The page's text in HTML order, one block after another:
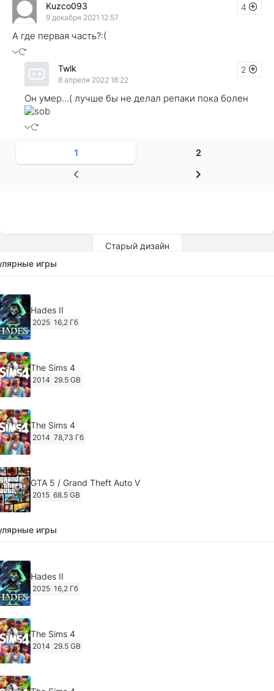
4
Kuzco093
9 декабря 2021 12:57
А где первая часть?:(
2
Twlk
8 апреля 2022 18:22
Он умер...( лучше бы не делал репаки пока болен
1 2
Старый дизайн
игры
Hades II
2025 16,2 Гб
The Sims 4
2014 29.5 GB
The Sims 4
2014 78,73 Гб
GTA 5 / Grand Theft Auto V
2015 68.5 GB
Ghost of Tsushima: Director's Cut v.1053.8.1023.1614
Ghost of Tsushima: Director's Cut v.1053.9.0623.1807
игры
Hades II
2025 16,2 Гб
The Sims 4
2014 29.5 GB